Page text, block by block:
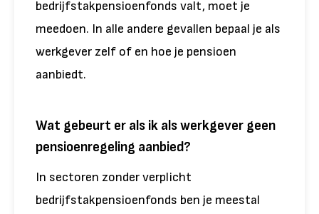
bedrijfstakpensioenfonds valt, moet je
meedoen. In alle andere gevallen bepaal je als
werkgever zelf of en hoe je pensioen
aanbiedt.
Wat gebeurt er als ik als werkgever geen
pensioenregeling aanbied?
In sectoren zonder verplicht
bedrijfstakpensioenfonds ben je meestal